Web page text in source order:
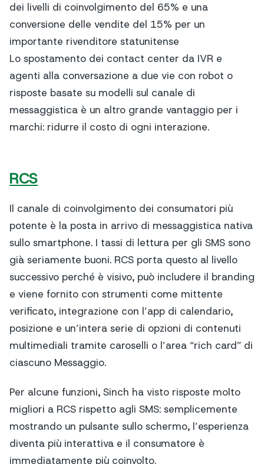
dei livelli di coinvolgimento del 65% e una
conversione delle vendite del 15% per un
importante rivenditore statunitense
Lo spostamento dei contact center da IVR e
agenti alla conversazione a due vie con robot o
risposte basate su modelli sul canale di
messaggistica è un altro grande vantaggio per i
marchi: ridurre il costo di ogni interazione.
RCS
Il canale di coinvolgimento dei consumatori più
potente è la posta in arrivo di messaggistica nativa
sullo smartphone. I tassi di lettura per gli SMS sono
già seriamente buoni. RCS porta questo al livello
successivo perché è visivo, può includere il branding
e viene fornito con strumenti come mittente
verificato, integrazione con l’app di calendario,
posizione e un’intera serie di opzioni di contenuti
multimediali tramite caroselli o l’area “rich card” di
ciascuno Messaggio.
Per alcune funzioni, Sinch ha visto risposte molto
migliori a RCS rispetto agli SMS: semplicemente
mostrando un pulsante sullo schermo, l’esperienza
diventa più interattiva e il consumatore è
immediatamente più coinvolto.